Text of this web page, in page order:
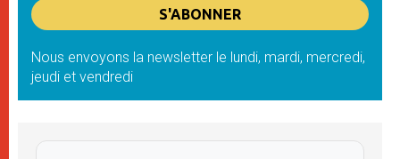
Nous envoyons la newsletter le lundi, mardi, mercredi,
jeudi et vendredi